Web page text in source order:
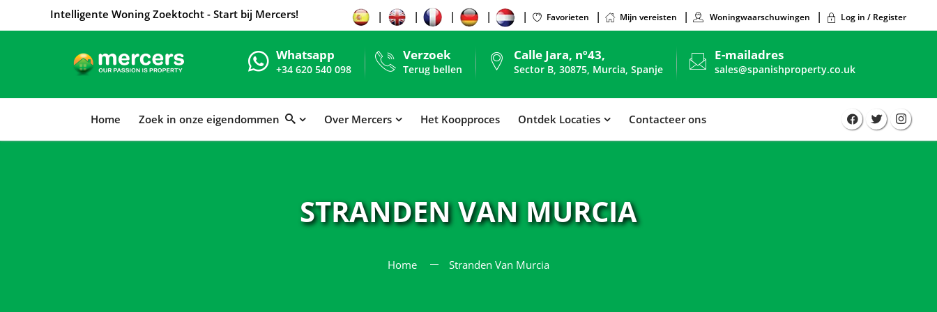
Intelligente Woning Zoektocht - Start bij Mercers! Favorieten Mijn vereisten Woningwaarschuwingen Log in / Register
Whatsapp
+34 620 540 098
Verzoek
Terug bellen
Calle Jara, nº43,
Sector B, 30875, Murcia, Spanje
E-mailadres
sales@spanishproperty.co.uk
Home Zoek in onze eigendommen Over Mercers Het Koopproces Ontdek Locaties Contacteer ons
STRANDEN VAN MURCIA
Home Stranden Van Murcia